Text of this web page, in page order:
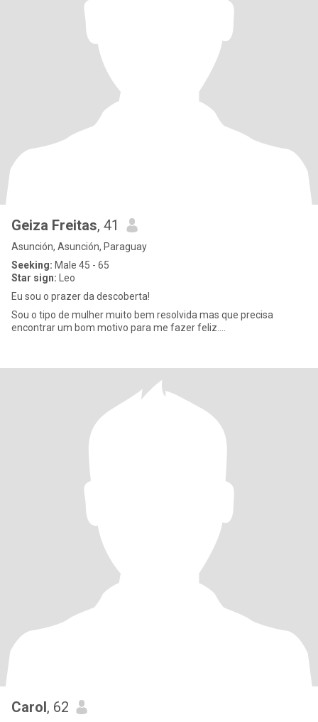
Geiza Freitas, 41
Asunción, Asunción, Paraguay
Seeking: Male 45 - 65
Star sign: Leo
Eu sou o prazer da descoberta!
Sou o tipo de mulher muito bem resolvida mas que precisa
encontrar um bom motivo para me fazer feliz....
Carol, 62